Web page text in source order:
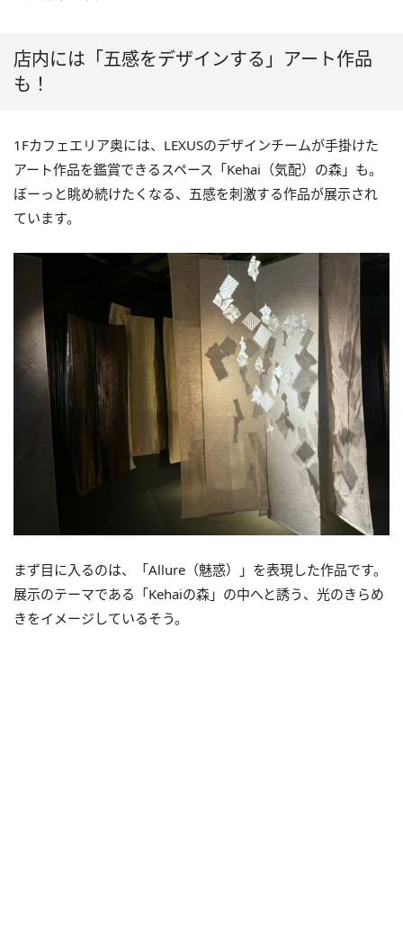
店内には「五感をデザインする」アート作品
も！
1Fカフェエリア奥には、LEXUSのデザインチームが手掛けた
アート作品を鑑賞できるスペース「Kehai（気配）の森」も。
ぼーっと眺め続けたくなる、五感を刺激する作品が展示され
ています。
まず目に入るのは、「Allure（魅惑）」を表現した作品です。
展示のテーマである「Kehaiの森」の中へと誘う、光のきらめ
きをイメージしているそう。